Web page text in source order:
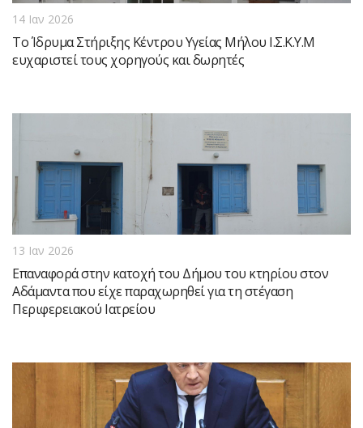
14 Ιαν 2026
Το Ίδρυμα Στήριξης Κέντρου Υγείας Μήλου Ι.Σ.Κ.Υ.Μ
ευχαριστεί τους χορηγούς και δωρητές
13 Ιαν 2026
Επαναφορά στην κατοχή του Δήμου του κτηρίου στον
Αδάμαντα που είχε παραχωρηθεί για τη στέγαση
Περιφερειακού Ιατρείου